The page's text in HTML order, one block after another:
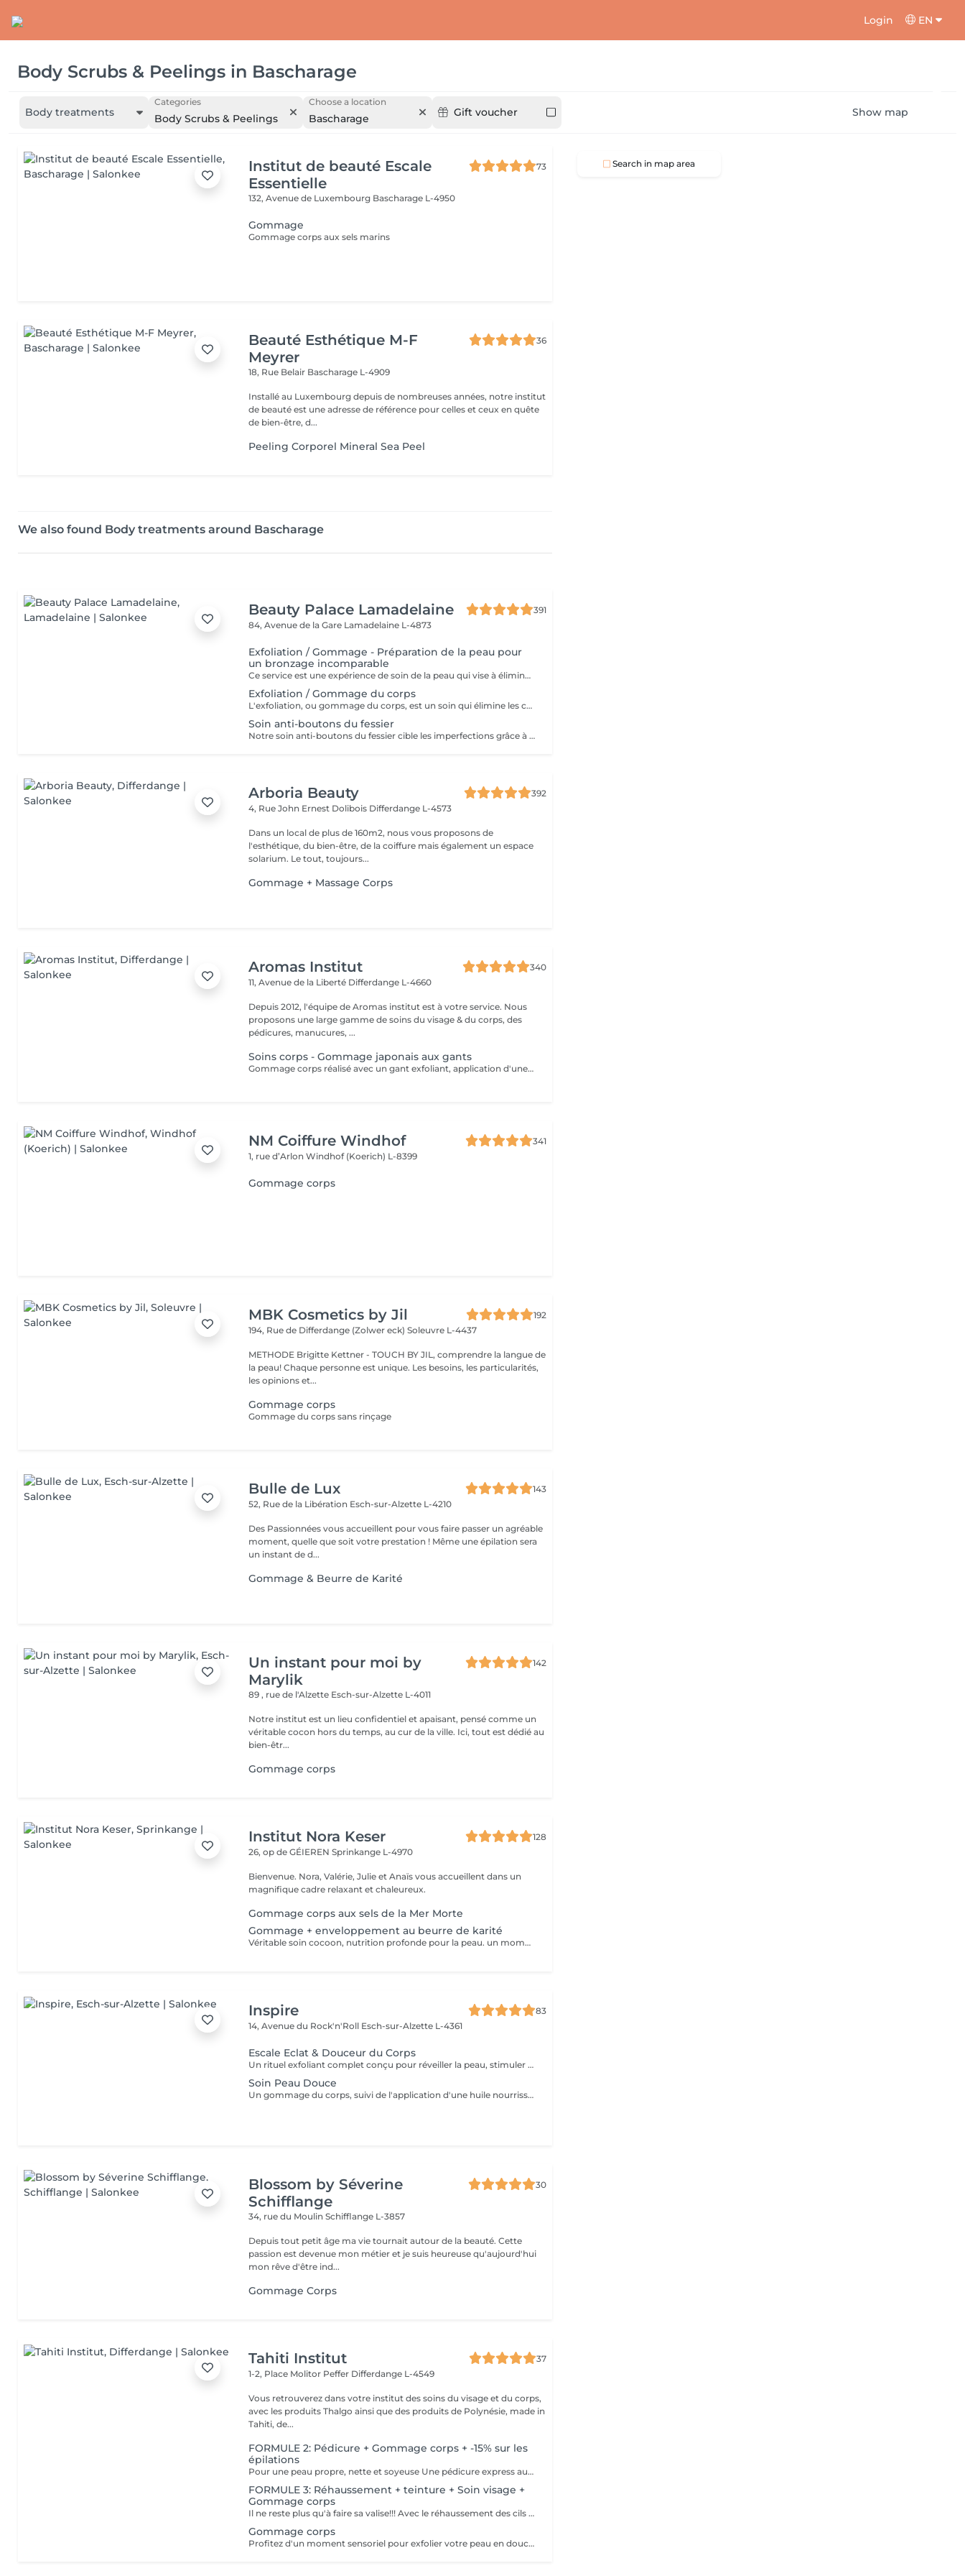
Login EN
Body Scrubs & Peelings in Bascharage
Body treatments
Categories
Body Scrubs & Peelings
Choose a location
Bascharage Gift voucher Show map
Institut de beauté Escale
Essentielle
73
132, Avenue de Luxembourg Bascharage L-4950
Gommage
Gommage corps aux sels marins
Beauté Esthétique M-F
Meyrer
36
18, Rue Belair Bascharage L-4909
Installé au Luxembourg depuis de nombreuses années, notre institut
de beauté est une adresse de référence pour celles et ceux en quête
de bien-être, d...
Peeling Corporel Mineral Sea Peel
We also found Body treatments around Bascharage
Beauty Palace Lamadelaine
391
84, Avenue de la Gare Lamadelaine L-4873
Exfoliation / Gommage - Préparation de la peau pour
un bronzage incomparable
Ce service est une expérience de soin de la peau qui vise à éliminer les cellules mortes de la peau, à lisser la texture et à préparer la peau pour d'autres traitements ou pour améliorer son apparence générale. Lors de ce service, un exfoliant doux est appliqué sur la peau, puis massé en douceur pour éliminer les impuretés et les cellules mortes. Le résultat est une peau plus lisse, plus radieuse et plus réceptive aux autres soins de la peau. Ce service est idéal pour maintenir une peau saine et éclatante.
Exfoliation / Gommage du corps
L'exfoliation, ou gommage du corps, est un soin qui élimine les cellules mortes de la peau à l'aide de produits abrasifs ou d'exfoliants chimiques. Ce traitement affine la texture de la peau, la rend plus douce et éclatante, tout en optimisant l'absorption des soins hydratants.
Soin anti-boutons du fessier
Notre soin anti-boutons du fessier cible les imperfections grâce à un nettoyage en profondeur, combiné à l'utilisation de produits exfoliants et antibactériens. Ce soin réduit l'apparition des boutons, apaise la peau et améliore visiblement sa texture
Arboria Beauty
392
4, Rue John Ernest Dolibois Differdange L-4573
Dans un local de plus de 160m2, nous vous proposons de
l'esthétique, du bien-être, de la coiffure mais également un espace
solarium. Le tout, toujours...
Gommage + Massage Corps
Aromas Institut
340
11, Avenue de la Liberté Differdange L-4660
Depuis 2012, l'équipe de Aromas institut est à votre service. Nous
proposons une large gamme de soins du visage & du corps, des
pédicures, manucures, ...
Soins corps - Gommage japonais aux gants
Gommage corps réalisé avec un gant exfoliant, application d'une huile hydratante idéale pour une peau douce, lisse. Nous vous prions de bien vouloir respecter votre rendez-vous. En prenant rendez-vous, vous occupez une place, dont une autre personne aurait éventuellement besoin. Tout rendez-vous non annulé 24h en avance, est susceptible d'être facturé. (Si vous ne pouvez pas vous présenter à votre RDV, proposez-le éventuellement à un proche ou à un ami) Toute l'équipe de Aromas Institut vous remercie pour votre respect et votre compréhension.
NM Coiffure Windhof
341
1, rue d’ArlonWindhof (Koerich) L-8399
Gommage corps
MBK Cosmetics by Jil
192
194, Rue de Differdange (Zolwer eck)Soleuvre L-4437
METHODE Brigitte Kettner - TOUCH BY JIL, comprendre la langue de
la peau! Chaque personne est unique. Les besoins, les particularités,
les opinions et...
Gommage corps
Gommage du corps sans rinçage
Bulle de Lux
143
52, Rue de la Libération Esch-sur-Alzette L-4210
Des Passionnées vous accueillent pour vous faire passer un agréable
moment, quelle que soit votre prestation ! Même une épilation sera
un instant de d...
Gommage & Beurre de Karité
Un instant pour moi by
Marylik
142
89 , rue de l'Alzette Esch-sur-Alzette L-4011
Notre institut est un lieu confidentiel et apaisant, pensé comme un
véritable cocon hors du temps, au cur de la ville. Ici, tout est dédié au
bien-êtr...
Gommage corps
Institut Nora Keser
128
26, op de GÉIERENSprinkange L-4970
Bienvenue. Nora, Valérie, Julie et Anaïs vous accueillent dans un
magnifique cadre relaxant et chaleureux.
Gommage corps aux sels de la Mer Morte
Gommage + enveloppement au beurre de karité
Véritable soin cocoon, nutrition profonde pour la peau. un moment idyllique hors du temps.
Inspire
83
14, Avenue du Rock'n'Roll Esch-sur-Alzette L-4361
Escale Eclat & Douceur du Corps
Un rituel exfoliant complet conçu pour réveiller la peau, stimuler les tissus et offrir une sensation de renouveau. Réalisé sur l'ensemble du corps, ce soin associe une exfoliation au Gotu Kola et aux actifs végétaux afin d'éliminer les cellules mortes, d'affiner le grain de peau et de favoriser le renouvellement cutané. Les gestes enveloppants stimulent également la microcirculation et procurent une sensation immédiate de légèreté. Après une douche, l'application d'un soin corps au Gotu Kola et au Lotus vient nourrir, assouplir et sublimer la peau tout en prolongeant les bienfaits du rituel. La peau retrouve douceur, éclat et confort, prête à accueillir les beaux jours et les expositions estivales. Une peau lumineuse, soyeuse et délicatement satinée pour briller tout l'été !
Soin Peau Douce
Un gommage du corps, suivi de l'application d'une huile nourrissante pour retrouver la douceur d'une peau de bébé.
Blossom by Séverine
Schifflange
30
34, rue du MoulinSchifflange L-3857
Depuis tout petit âge ma vie tournait autour de la beauté. Cette
passion est devenue mon métier et je suis heureuse qu'aujourd'hui
mon rêve d'être ind...
Gommage Corps
Tahiti Institut
37
1-2, Place Molitor Peffer Differdange L-4549
Vous retrouverez dans votre institut des soins du visage et du corps,
avec les produits Thalgo ainsi que des produits de Polynésie, made in
Tahiti, de...
FORMULE 2: Pédicure + Gommage corps + -15% sur les
épilations
Pour une peau propre, nette et soyeuse Une pédicure express au choix rape ou trempage + Coupe et limage des ongles Un gommage du corps (Monoï ou coco) parfait pour préparer la peau au bronzage -15 % Sur toutes vos épilations ( à rajouter à votre RDV) Pour plus de précision, n'hésitez pas whatsapp, SMS ou appel au 661 555 858
FORMULE 3: Réhaussement + teinture + Soin visage +
Gommage corps
Il ne reste plus qu'à faire sa valise!!! Avec le réhaussement des cils et la teinture, plus besoin de mascara, la tranquillité assurée pendant les vacances Soin du visage Bora Bora ( gommage et massage à l'huile de coco) Gommage corps (monoï ou coco) parfait pour préparer la peau à l'été, au soleil, à la plage, au bronzage Pour plus de précision, n'hésitez pas whatsapp, SMS ou appel au 661 555 858
Gommage corps
Profitez d'un moment sensoriel pour exfolier votre peau en douceur. En soin seul avec une crème ou encore mieux, avant un massage pour préparer la peau. Pour préparer la peau au soleil, réparer après une exposition, un moment de relaxation, ne rater l'occasion de faire du bien à votre peau et votre corps
Search in map area